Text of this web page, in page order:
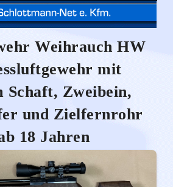
Weihrauch HW
mit
Schaft, Zweibein,
und Zielfernrohr
18 Jahren